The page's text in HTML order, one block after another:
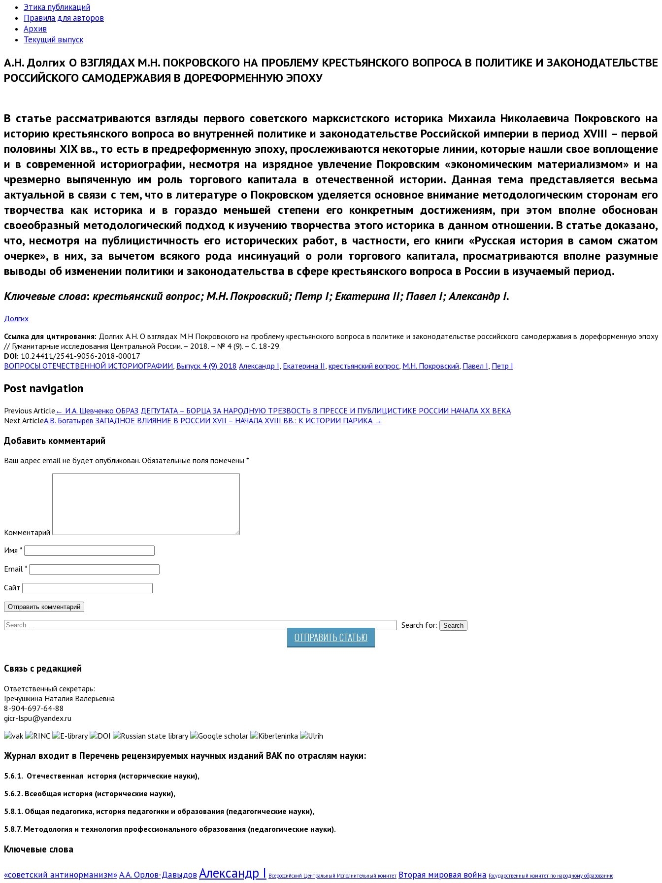
Этика публикаций
Правила для авторов
Архив
Текущий выпуск
А.Н. Долгих О ВЗГЛЯДАХ М.Н. ПОКРОВСКОГО НА ПРОБЛЕМУ КРЕСТЬЯНСКОГО ВОПРОСА В ПОЛИТИКЕ И ЗАКОНОДАТЕЛЬСТВЕ
РОССИЙСКОГО САМОДЕРЖАВИЯ В ДОРЕФОРМЕННУЮ ЭПОХУ
В статье рассматриваются взгляды первого советского марксистского историка Михаила Николаевича Покровского на
историю крестьянского вопроса во внутренней политике и законодательстве Российской империи в период XVIII – первой
половины XIX вв., то есть в предреформенную эпоху, прослеживаются некоторые линии, которые нашли свое воплощение
и в современной историографии, несмотря на изрядное увлечение Покровским «экономическим материализмом» и на
чрезмерно выпяченную им роль торгового капитала в отечественной истории. Данная тема представляется весьма
актуальной в связи с тем, что в литературе о Покровском уделяется основное внимание методологическим сторонам его
творчества как историка и в гораздо меньшей степени его конкретным достижениям, при этом вполне обоснован
своеобразный методологический подход к изучению творчества этого историка в данном отношении. В статье доказано,
что, несмотря на публицистичность его исторических работ, в частности, его книги «Русская история в самом сжатом
очерке», в них, за вычетом всякого рода инсинуаций о роли торгового капитала, просматриваются вполне разумные
выводы об изменении политики и законодательства в сфере крестьянского вопроса в России в изучаемый период.
Ключевые слова: крестьянский вопрос; М.Н. Покровский; Петр I; Екатерина II; Павел I; Александр I.
Долгих
Ссылка для цитирования: Долгих А.Н. О взглядах М.Н Покровского на проблему крестьянского вопроса в политике и законодательстве российского самодержавия в дореформенную эпоху
// Гуманитарные исследования Центральной России. – 2018. – № 4 (9). – С. 18-29.
DOI: 10.24411/2541-9056-2018-00017
ВОПРОСЫ ОТЕЧЕСТВЕННОЙ ИСТОРИОГРАФИИ, Выпуск 4 (9) 2018 Александр I, Екатерина II, крестьянский вопрос, М.Н. Покровский, Павел I, Петр I
Post navigation
Previous Article ← И.А. Шевченко ОБРАЗ ДЕПУТАТА – БОРЦА ЗА НАРОДНУЮ ТРЕЗВОСТЬ В ПРЕССЕ И ПУБЛИЦИСТИКЕ РОССИИ НАЧАЛА XX ВЕКА
Next ArticleА.В. Богатырёв ЗАПАДНОЕ ВЛИЯНИЕ В РОССИИ XVII – НАЧАЛА XVIII ВВ.: К ИСТОРИИ ПАРИКА →
Добавить комментарий
Ваш адрес email не будет опубликован. Обязательные поля помечены *
Комментарий
Имя *
Email *
Сайт
Search for:
ОТПРАВИТЬ СТАТЬЮ
Связь с редакцией
Ответственный секретарь:
Гречушкина Наталия Валерьевна
8-904-697-64-88
gicr-lspu@yandex.ru
Журнал входит в Перечень рецензируемых научных изданий ВАК по отраслям науки:
5.6.1. Отечественная история (исторические науки),
5.6.2. Всеобщая история (исторические науки),
5.8.1. Общая педагогика, история педагогики и образования (педагогические науки),
5.8.7. Методология и технология профессионального образования (педагогические науки).
Ключевые слова
«советский антинорманизм»А.А. Орлов-ДавыдовАлександр I Всероссийский Центральный Исполнительный комитет Вторая мировая война Государственный комитет по народному образованию